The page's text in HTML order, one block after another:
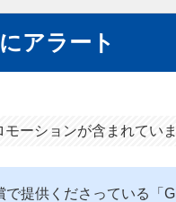
アラート
ーションが含まれてい
で提供くださっている「